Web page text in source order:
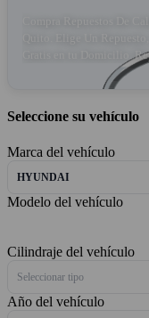
Gratis en tu Domicilio.
Repuestos Originales.
Seleccione su vehículo
Marca del vehículo
HYUNDAI
Modelo del vehículo
Cilindraje del vehículo
Seleccionar tipo
Año del vehículo